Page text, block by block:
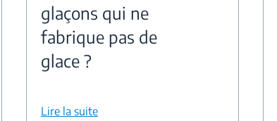
glaçons qui ne
fabrique pas de
glace ?
Lire la suite